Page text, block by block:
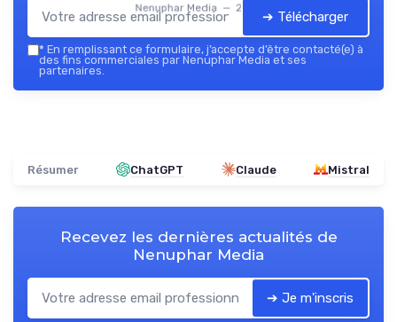
Nenuphar Media — 2026
➔ Télécharger
* En remplissant ce formulaire, j’accepte d’être contacté(e) à
des fins commerciales par Nenuphar Media et ses
partenaires.
Résumer ChatGPT Claude Mistral
Recevez les dernières actualités de
Nenuphar Media
➔ Je m'inscris